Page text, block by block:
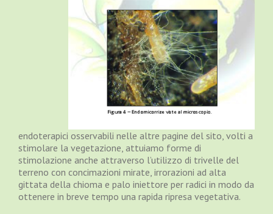
endoterapici osservabili nelle altre pagine del sito, volti a
stimolare la vegetazione, attuiamo forme di
stimolazione anche attraverso l’utilizzo di trivelle del
terreno con concimazioni mirate, irrorazioni ad alta
gittata della chioma e palo iniettore per radici in modo da
ottenere in breve tempo una rapida ripresa vegetativa.